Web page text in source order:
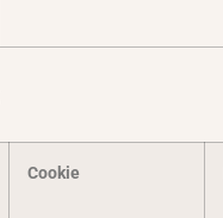
Cookie